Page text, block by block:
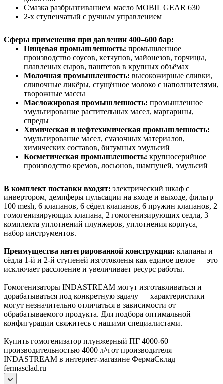
Смазка разбрызгиванием, масло MOBIL GEAR 630
2-х ступенчатый с ручным управлением
Сферы применения при давлении 400–600 бар:
Пищевая промышленность: промышленное
производство соусов, кетчупов, майонезов, горчицы,
плавленых сыров, паштетов в крупных объёмах
Молочная промышленность: высокожирные сливки,
сливочные ликёры, сгущённое молоко с наполнителями,
творожные массы
Масложировая промышленность: промышленное
эмульгирование растительных масел, маргарины,
спреды
Химическая и нефтехимическая промышленность:
эмульгирование масел, смазочных материалов,
химических составов, битумных эмульсий
Косметическая промышленность: крупносерийное
производство кремов, лосьонов, шампуней, эмульсий
В комплект поставки входят: электрический шкаф с
инвертором, демпферы пульсации на входе и выходе, фильтр
100 mesh, 6 клапанов, 6 сёдел клапанов, 6 пружин клапанов, 2
гомогенизирующих клапана, 2 гомогенизирующих седла, 3
комплекта уплотнений плунжеров, уплотнения корпуса,
набор инструментов.
Преимущества интегрированной конструкции: клапаны и
сёдла 1-й и 2-й ступеней изготовлены как единое целое — это
исключает расслоение и увеличивает ресурс работы.
Гомогенизаторы INDASTREAM могут изготавливаться и
дорабатываться под конкретную задачу — характеристики
могут незначительно отличаться в зависимости от
обрабатываемого продукта. Для подбора оптимальной
конфигурации свяжитесь с нашими специалистами.
Купить гомогенизатор плунжерный ПГ 4000-60
производительностью 4000 л/ч от производителя
INDASTREAM в интернет-магазине ФермаСклад
fermasclad.ru